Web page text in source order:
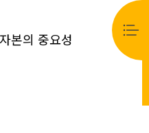
본의 중요성